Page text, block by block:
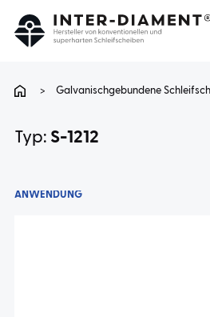
> Galvanischgebundene
Typ: S-1212
ANWENDUNG